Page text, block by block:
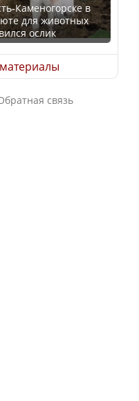
признали объектом
наследия,
под
исчезновения
Каменогорске в
для животных
ослик
связь